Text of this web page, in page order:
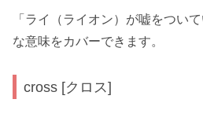
「ライ（ライオン）が嘘をつい
な意味をカバーできます。
cross [クロス]